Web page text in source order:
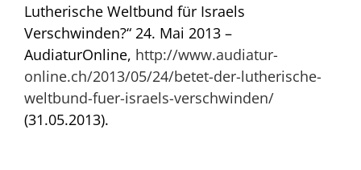
Lutherische Weltbund für Israels
Verschwinden?“ 24. Mai 2013 –
AudiaturOnline, http://www.audiatur-
online.ch/2013/05/24/betet-der-lutherische-
weltbund-fuer-israels-verschwinden/
(31.05.2013).